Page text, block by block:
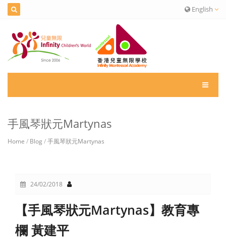
English
手風琴狀元Martynas
Home / Blog /手風琴狀元Martynas
24/02/2018
【手風琴狀元Martynas】教育專
欄 黃建平